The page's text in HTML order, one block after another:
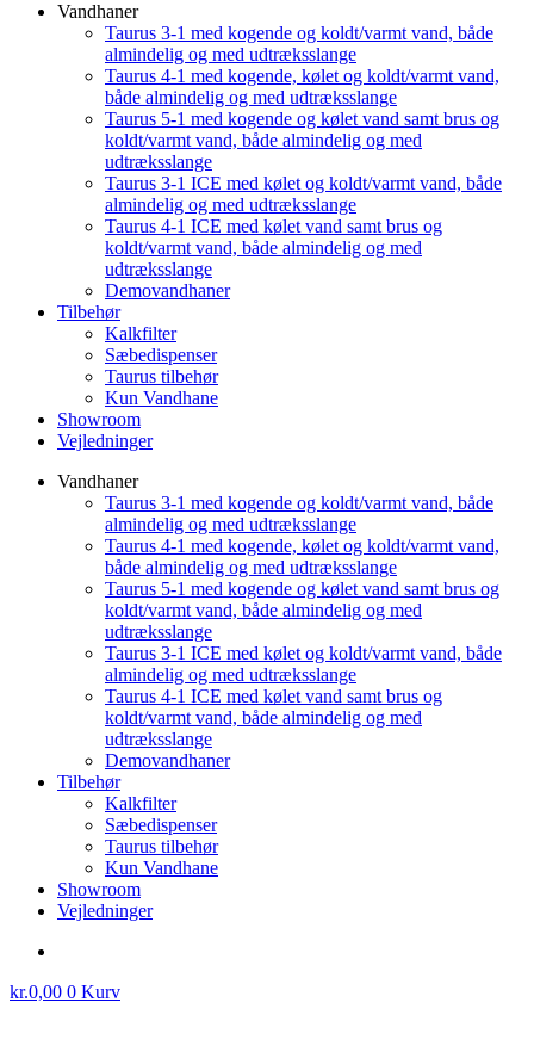
Vandhaner
Taurus 3-1 med kogende og koldt/varmt vand, både
almindelig og med udtræksslange
Taurus 4-1 med kogende, kølet og koldt/varmt vand,
både almindelig og med udtræksslange
Taurus 5-1 med kogende og kølet vand samt brus og
koldt/varmt vand, både almindelig og med
udtræksslange
Taurus 3-1 ICE med kølet og koldt/varmt vand, både
almindelig og med udtræksslange
Taurus 4-1 ICE med kølet vand samt brus og
koldt/varmt vand, både almindelig og med
udtræksslange
Demovandhaner
Tilbehør
Kalkfilter
Sæbedispenser
Taurus tilbehør
Kun Vandhane
Showroom
Vejledninger
Vandhaner
Taurus 3-1 med kogende og koldt/varmt vand, både
almindelig og med udtræksslange
Taurus 4-1 med kogende, kølet og koldt/varmt vand,
både almindelig og med udtræksslange
Taurus 5-1 med kogende og kølet vand samt brus og
koldt/varmt vand, både almindelig og med
udtræksslange
Taurus 3-1 ICE med kølet og koldt/varmt vand, både
almindelig og med udtræksslange
Taurus 4-1 ICE med kølet vand samt brus og
koldt/varmt vand, både almindelig og med
udtræksslange
Demovandhaner
Tilbehør
Kalkfilter
Sæbedispenser
Taurus tilbehør
Kun Vandhane
Showroom
Vejledninger
kr.0,00 0 Kurv